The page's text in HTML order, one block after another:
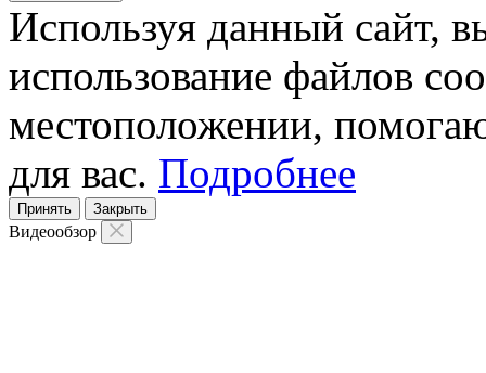
Используя данный сайт,
использование файлов
местоположении,
для вас. Подробнее
Принять Закрыть
Видеообзор